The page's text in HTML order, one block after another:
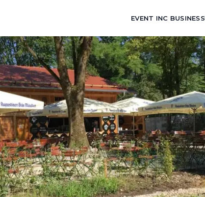
EVENT INC BUSINESS